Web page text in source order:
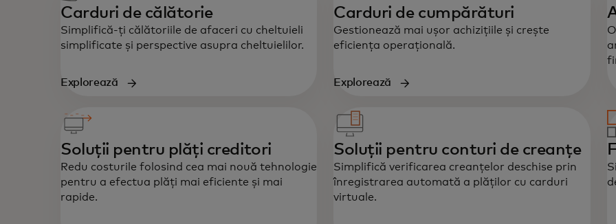
Carduri de călătorie
Simplifică-ți călătoriile de afaceri cu cheltuieli
simplificate și perspective asupra cheltuielilor.
Explorează
Carduri de cumpărături
Gestionează mai ușor achizițiile și crește
eficiența operațională.
Explorează
Soluții pentru plăți creditori
Redu costurile folosind cea mai nouă tehnologie
pentru a efectua plăți mai eficiente și mai
rapide.
Soluții pentru conturi de creanțe
Simplifică verificarea creanțelor deschise prin
înregistrarea automată a plăților cu carduri
virtuale.